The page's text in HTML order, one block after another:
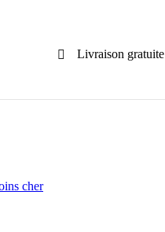
Livraison gratuite